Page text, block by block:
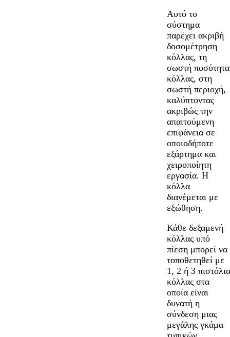
Αυτό το
σύστημα
παρέχει ακριβή
δοσομέτρηση
κόλλας, τη
σωστή ποσότητα
κόλλας, στη
σωστή περιοχή,
καλύπτοντας
ακριβώς την
απαιτούμενη
επιφάνεια σε
οποιοδήποτε
εξάρτημα και
χειροποίητη
εργασία. Η
κόλλα
διανέμεται με
εξώθηση.
Κάθε δεξαμενή
κόλλας υπό
πίεση μπορεί να
τοποθετηθεί με
1, 2 ή 3 πιστόλια
κόλλας στα
οποία είναι
δυνατή η
σύνδεση μιας
μεγάλης γκάμα